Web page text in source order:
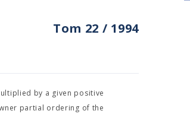
Tom 22 / 1994
by a given positive
partial ordering of the